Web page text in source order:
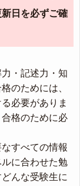
日を必ずご確
・記述力・知
のためには、
必要がありま
格のために必
すべての情報
に合わせた勉
んな受験生に